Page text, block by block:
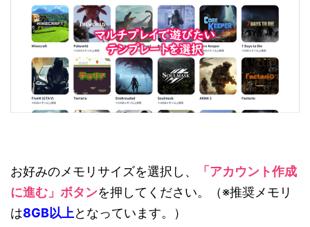
お好みのメモリサイズを選択し、
「アカウント作成
に進む」ボタンを押してください。（※推奨メモリ
は8GB以上となっています。）